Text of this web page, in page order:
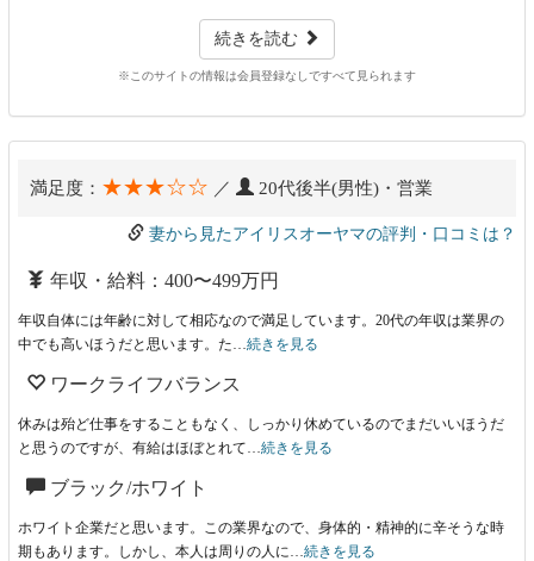
続きを読む
※このサイトの情報は会員登録なしですべて見られます
満足度： ★★★☆☆ ／ 20代後半(男性)・営業
妻から見たアイリスオーヤマの評判・口コミは？
年収・給料：400〜499万円
年収自体には年齢に対して相応なので満足しています。20代の年収は業界の
中でも高いほうだと思います。た…続きを見る
ワークライフバランス
休みは殆ど仕事をすることもなく、しっかり休めているのでまだいいほうだ
と思うのですが、有給はほぼとれて…続きを見る
ブラック/ホワイト
ホワイト企業だと思います。この業界なので、身体的・精神的に辛そうな時
期もあります。しかし、本人は周りの人に…続きを見る